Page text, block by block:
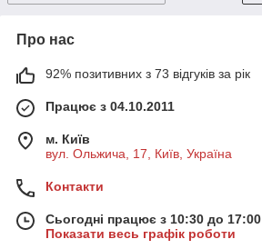
Про нас
92% позитивних з 73 відгуків за рік
Працює з 04.10.2011
м. Київ
вул. Ольжича, 17, Київ, Україна
Контакти
Сьогодні працює з 10:30 до 17:00
Показати весь графік роботи